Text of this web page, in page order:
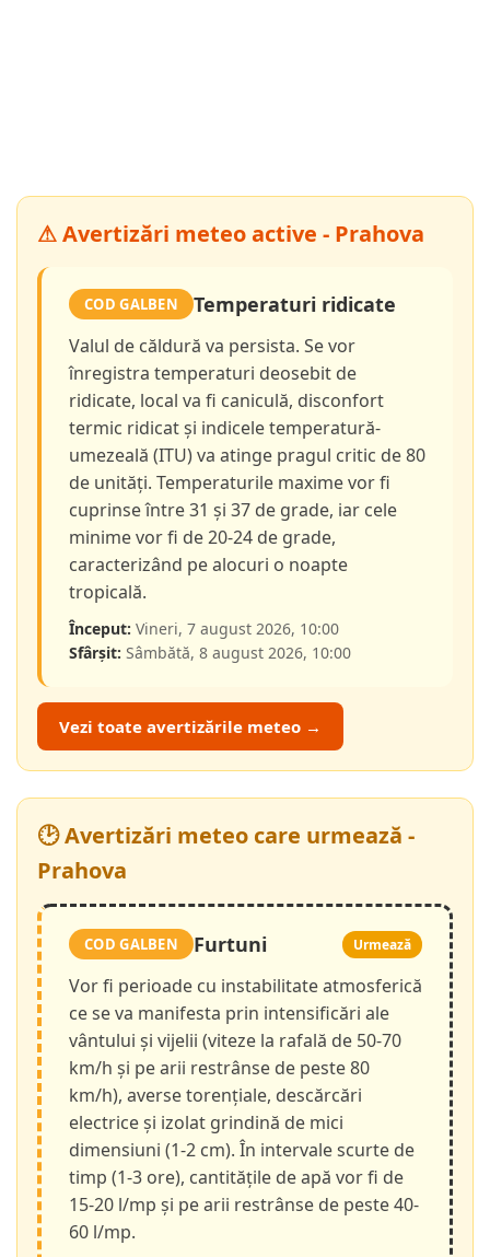
⚠ Avertizări meteo active - Prahova
COD GALBEN Temperaturi ridicate
Valul de căldură va persista. Se vor
înregistra temperaturi deosebit de
ridicate, local va fi caniculă, disconfort
termic ridicat și indicele temperatură-
umezeală (ITU) va atinge pragul critic de 80
de unități. Temperaturile maxime vor fi
cuprinse între 31 și 37 de grade, iar cele
minime vor fi de 20-24 de grade,
caracterizând pe alocuri o noapte
tropicală.
Început: Vineri, 7 august 2026, 10:00
Sfârșit: Sâmbătă, 8 august 2026, 10:00
Vezi toate avertizările meteo →
🕑 Avertizări meteo care urmează -
Prahova
COD GALBEN Furtuni Urmează
Vor fi perioade cu instabilitate atmosferică
ce se va manifesta prin intensificări ale
vântului și vijelii (viteze la rafală de 50-70
km/h și pe arii restrânse de peste 80
km/h), averse torențiale, descărcări
electrice și izolat grindină de mici
dimensiuni (1-2 cm). În intervale scurte de
timp (1-3 ore), cantitățile de apă vor fi de
15-20 l/mp și pe arii restrânse de peste 40-
60 l/mp.